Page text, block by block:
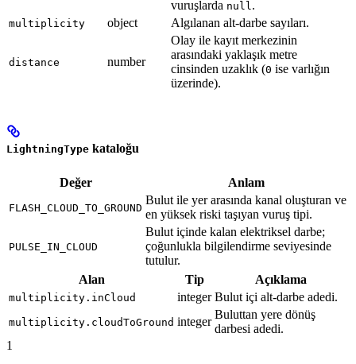
vuruşlarda null.
multiplicity object Algılanan alt-darbe sayıları.
distance number
Olay ile kayıt merkezinin
arasındaki yaklaşık metre
cinsinden uzaklık (0 ise varlığın
üzerinde).
LightningType kataloğu
Değer Anlam
FLASH_CLOUD_TO_GROUND
Bulut ile yer arasında kanal oluşturan ve
en yüksek riski taşıyan vuruş tipi.
PULSE_IN_CLOUD
Bulut içinde kalan elektriksel darbe;
çoğunlukla bilgilendirme seviyesinde
tutulur.
Alan
Tip Açıklama
multiplicity.inCloud integer Bulut içi alt-darbe adedi.
multiplicity.cloudToGround integer
Buluttan yere dönüş
darbesi adedi.
1